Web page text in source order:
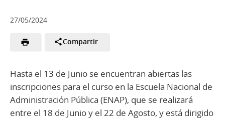
27/05/2024
Compartir
Hasta el 13 de Junio se encuentran abiertas las
inscripciones para el curso en la Escuela Nacional de
Administración Pública (ENAP), que se realizará
entre el 18 de Junio y el 22 de Agosto, y está dirigido